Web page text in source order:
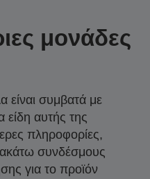
μονάδες
είναι συμβατά με
είδη αυτής της
πληροφορίες,
συνδέσμους
για το προϊόν